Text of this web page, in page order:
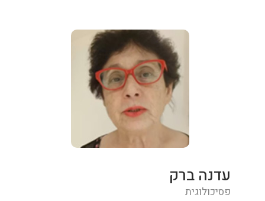
עדנה ברק
פסיכולוגית